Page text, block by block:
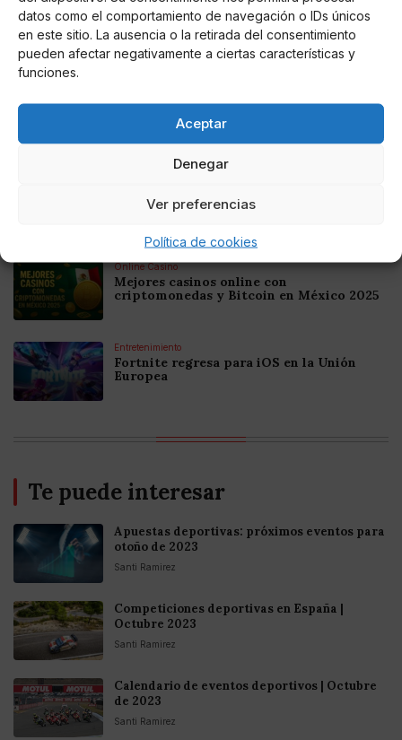
datos como el comportamiento de navegación o IDs únicos
en este sitio. La ausencia o la retirada del consentimiento
pueden afectar negativamente a ciertas características y
funciones.
Aceptar
Denegar
Ver preferencias
Política de cookies
Noticias relacionadas
Online Casino
Mejores Cripto Casinos Online en
Colombia 2025: Bitcoin Casinos
Mejores Casinos Online con Bitcoin y
Criptomonedas en Argentina 2025
Online Casino
Mejores casinos online con
criptomonedas y Bitcoin en México 2025
Entretenimiento
Fortnite regresa para iOS en la Unión
Europea
Te puede interesar
Apuestas deportivas: próximos eventos para
otoño de 2023
Santi Ramirez
Competiciones deportivas en España |
Octubre 2023
Santi Ramirez
Calendario de eventos deportivos | Octubre
de 2023
Santi Ramirez